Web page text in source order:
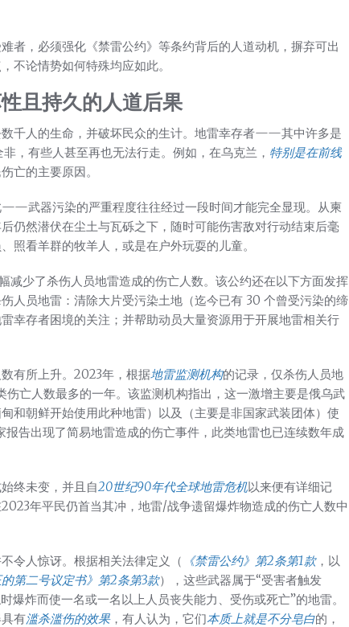
者，必须强化《禁雷公约》等条约背后的人道动机，摒弃可出
不论情势如何特殊均应如此。
且持久的人道后果
千人的生命，并破坏民众的生计。地雷幸存者——其中许多是
有些人甚至再也无法行走。例如，在乌克兰， 特别是在前线
亡的主要原因。
武器污染的严重程度往往经过一段时间才能完全显现。从柬
仍然潜伏在尘土与瓦砾之下，随时可能伤害敌对行动结束后毫
照看羊群的牧羊人，或是在户外玩耍的儿童。
减少了杀伤人员地雷造成的伤亡人数。该公约还在以下方面发挥
人员地雷：清除大片受污染土地（迄今已有 30 个曾受污染的缔
幸存者困境的关注；并帮助动员大量资源用于开展地雷相关行
有所上升。2023年，根据地雷监测机构的记录，仅杀伤人员地
伤亡人数最多的一年。该监测机构指出，这一激增主要是俄乌武
和朝鲜开始使用此种地雷）以及（主要是非国家武装团体）使
告出现了简易地雷造成的伤亡事件，此类地雷也已连续数年成
终未变，并且自20世纪90年代全球地雷危机以来便有详细记
年平民仍首当其冲，地雷/战争遗留爆炸物造成的伤亡人数中
令人惊讶。根据相关法律定义（ 《禁雷公约》第2条第1款，以
第二号议定书》第2条第3款），这些武器属于“受害者触发
爆炸而使一名或一名以上人员丧失能力、受伤或死亡”的地雷。
有滥杀滥伤的效果，有人认为，它们本质上就是不分皂白的，